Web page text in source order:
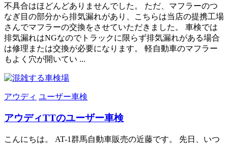
不具合はほどんどありませんでした。 ただ、マフラーのつ
なぎ目の部分から排気漏れがあり、こちらは当店の提携工場
さんでマフラーの交換をさせていただきました。 車検では
排気漏れはNGなのでトラックに限らず排気漏れがある場合
は修理または交換が必要になります。 軽自動車のマフラー
もよく穴が開いてい ...
アウディ ユーザー車検
アウディTTのユーザー車検
こんにちは。 AT-1群馬自動車販売の近藤です。 先日、いつ